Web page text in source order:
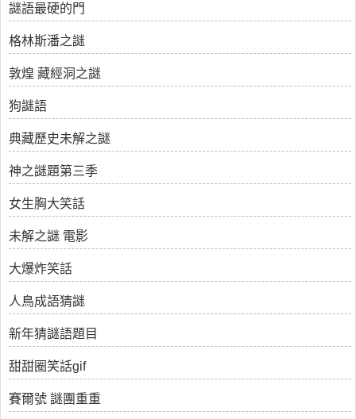
謎語最硬的門
格林斯潘之謎
敦煌 藏經洞之謎
狗謎語
典藏歷史未解之謎
神之謎題第三季
女生胸大笑話
未解之謎 電影
大爆炸笑話
人鳥成語猜謎
新年猜謎語題目
甜甜圈笑話gif
賽爾號 謎團重重